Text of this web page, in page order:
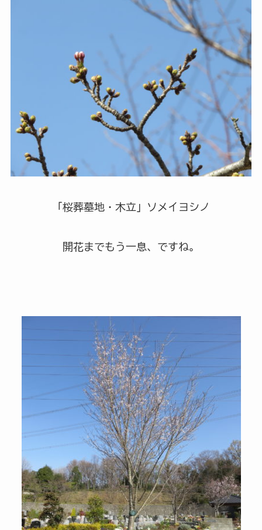
「桜葬墓地・木立」ソメイヨシノ
開花までもう一息、ですね。